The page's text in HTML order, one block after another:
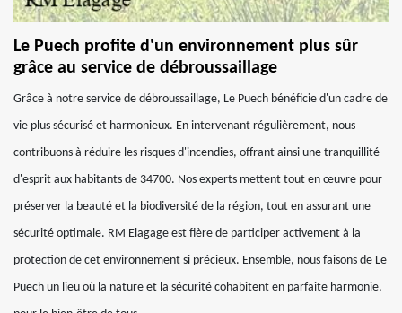
Le Puech profite d'un environnement plus sûr
grâce au service de débroussaillage
Grâce à notre service de débroussaillage, Le Puech bénéficie d'un cadre de
vie plus sécurisé et harmonieux. En intervenant régulièrement, nous
contribuons à réduire les risques d'incendies, offrant ainsi une tranquillité
d'esprit aux habitants de 34700. Nos experts mettent tout en œuvre pour
préserver la beauté et la biodiversité de la région, tout en assurant une
sécurité optimale. RM Elagage est fière de participer activement à la
protection de cet environnement si précieux. Ensemble, nous faisons de Le
Puech un lieu où la nature et la sécurité cohabitent en parfaite harmonie,